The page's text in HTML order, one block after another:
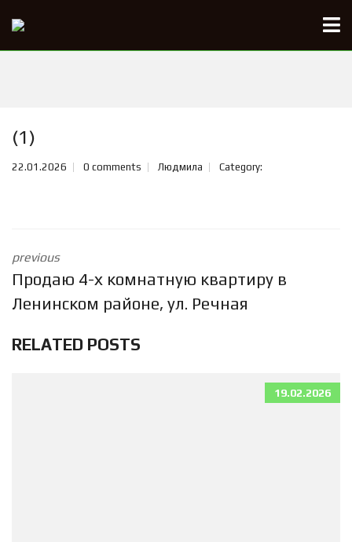
(1)
22.01.2026 0 comments Людмила Category:
previous
Продаю 4-х комнатную квартиру в
Ленинском районе, ул. Речная
RELATED POSTS
19.02.2026